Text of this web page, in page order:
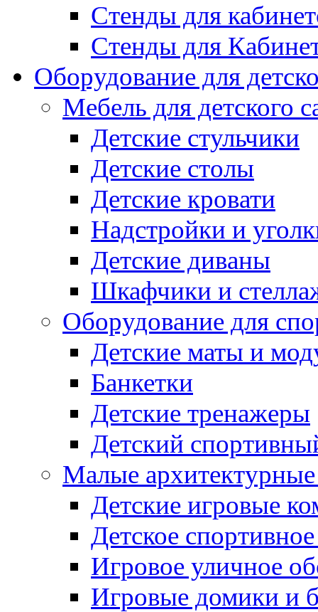
Стенды для
Стенды для
Оборудование для
Мебель для детского
Детские стульчики
Детские столы
Детские кровати
Надстройки и
Детские диваны
Шкафчики и
Оборудование для
Детские маты и
Банкетки
Детские тренажеры
Детский
Малые
Детские игровые
Детское
Игровое уличное
Игровые домики и